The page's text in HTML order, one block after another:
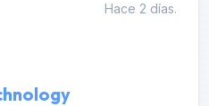
Hace 2 días.